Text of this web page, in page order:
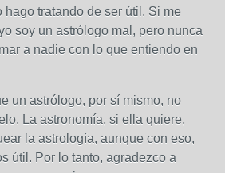
tratando de ser útil. Si me
soy un astrólogo mal, pero nunca
a nadie con lo que entiendo en
un astrólogo, por sí mismo, no
La astronomía, si ella quiere,
la astrología, aunque con eso,
útil. Por lo tanto, agradezco a